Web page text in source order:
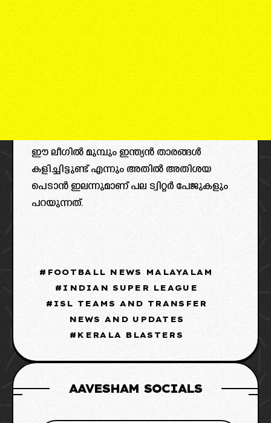
ഈ ലീഗിൽ മുമ്പും ഇന്ത്യൻ താരങ്ങൾ
കളിച്ചിട്ടുണ്ട് എന്നും അതിൽ അതിശയ
പെടാൻ ഇലന്നുമാണ് പല ട്വിറ്റർ പേജുകളും
പറയുന്നത്.
FOOTBALL NEWS MALAYALAM
INDIAN SUPER LEAGUE
ISL TEAMS AND TRANSFER
NEWS AND UPDATES
KERALA BLASTERS
AAVESHAM SOCIALS